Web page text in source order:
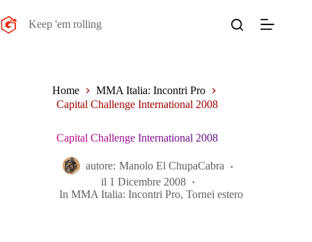
al
contenuto
Keep 'em rolling
Home
MMA Italia: Incontri Pro
Capital Challenge International 2008
Capital Challenge International 2008
autore: Manolo El ChupaCabra
il 1 Dicembre 2008
In MMA Italia: Incontri Pro,Tornei estero